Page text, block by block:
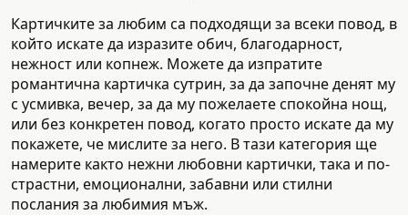
Картичките за любим са подходящи за всеки повод, в
който искате да изразите обич, благодарност,
нежност или копнеж. Можете да изпратите
романтична картичка сутрин, за да започне денят му
с усмивка, вечер, за да му пожелаете спокойна нощ,
или без конкретен повод, когато просто искате да му
покажете, че мислите за него. В тази категория ще
намерите както нежни любовни картички, така и по-
страстни, емоционални, забавни или стилни
послания за любимия мъж.